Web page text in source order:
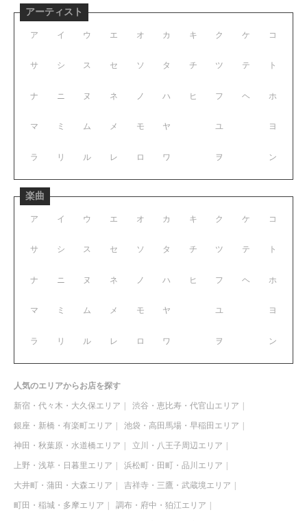
アーティスト
ア イ ウ エ オ
サ シ ス セ ソ
ナ ニ ヌ ネ ノ
マ ミ ム メ モ
ラ リ ル レ ロ
カ キ ク ケ コ
タ チ ツ テ ト
ハ ヒ フ ヘ ホ
ヤ ユ ヨ
ワ ヲ ン
楽曲
ア イ ウ エ オ
サ シ ス セ ソ
ナ ニ ヌ ネ ノ
マ ミ ム メ モ
ラ リ ル レ ロ
カ キ ク ケ コ
タ チ ツ テ ト
ハ ヒ フ ヘ ホ
ヤ ユ ヨ
ワ ヲ ン
人気のエリアからお店を探す
新宿・代々木・大久保エリア 渋谷・恵比寿・代官山エリア
銀座・新橋・有楽町エリア 池袋・高田馬場・早稲田エリア
神田・秋葉原・水道橋エリア 立川・八王子周辺エリア
上野・浅草・日暮里エリア 浜松町・田町・品川エリア
大井町・蒲田・大森エリア 吉祥寺・三鷹・武蔵境エリア
町田・稲城・多摩エリア 調布・府中・狛江エリア